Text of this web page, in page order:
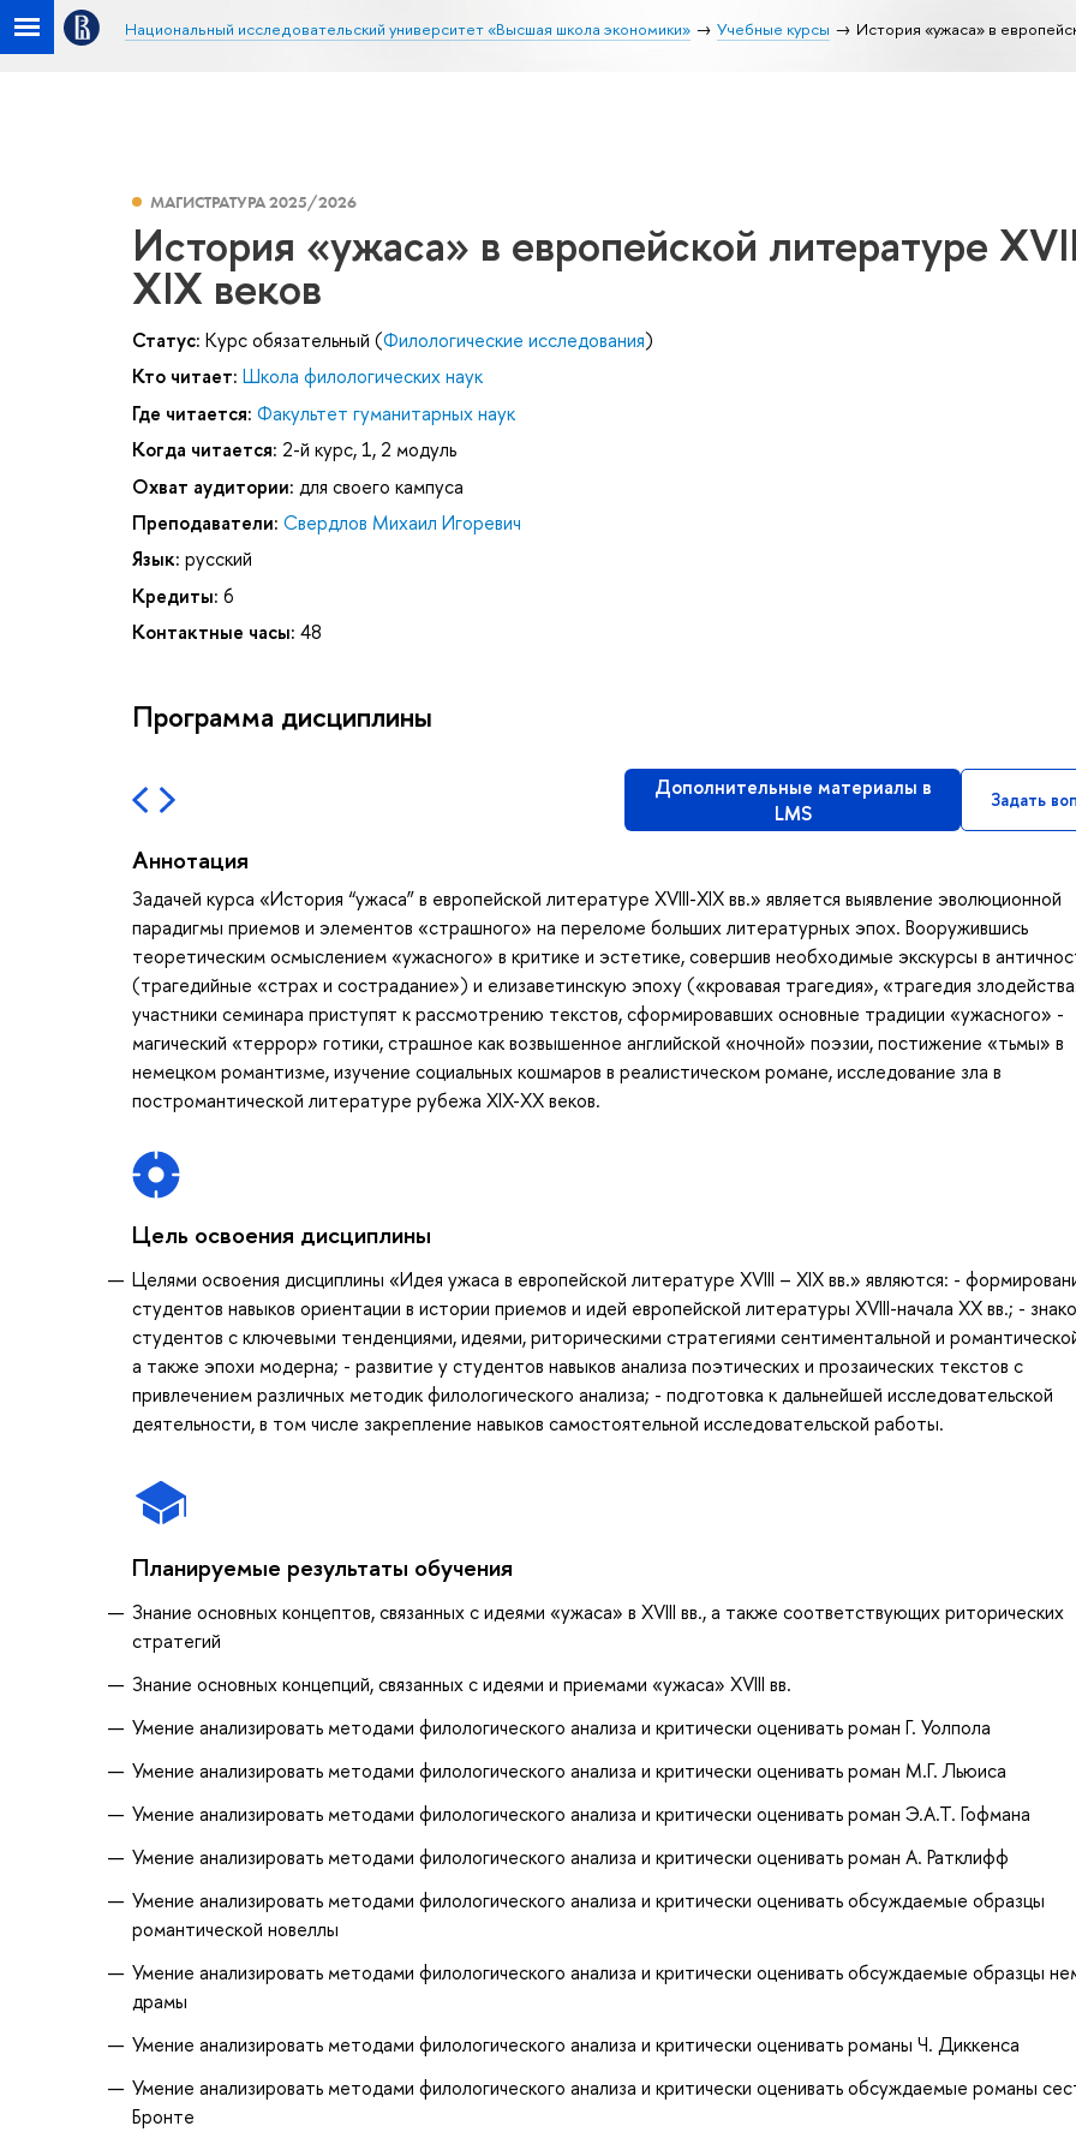
Национальный исследовательский университет «Высшая школа экономики» Учебные курсы История «ужаса» в
МАГИСТРАТУРА 2025/2026
История «ужаса» в европейской литературе
XIX веков
Статус: Курс обязательный (Филологические исследования)
Кто читает: Школа филологических наук
Где читается: Факультет гуманитарных наук
Когда читается: 2-й курс, 1, 2 модуль
Охват аудитории: для своего кампуса
Преподаватели: Свердлов Михаил Игоревич
Язык: русский
Кредиты: 6
Контактные часы: 48
Программа дисциплины
Дополнительные материалы в
LMS
Задать
Аннотация
Задачей курса «История “ужаса” в европейской литературе XVIII-XIX вв.» является выявление эволюционной
парадигмы приемов и элементов «страшного» на переломе больших литературных эпох. Вооружившись
теоретическим осмыслением «ужасного» в критике и эстетике, совершив необходимые экскурсы в
(трагедийные «страх и сострадание») и елизаветинскую эпоху («кровавая трагедия», «трагедия
участники семинара приступят к рассмотрению текстов, сформировавших основные традиции «ужасного» -
магический «террор» готики, страшное как возвышенное английской «ночной» поэзии, постижение «тьмы» в
немецком романтизме, изучение социальных кошмаров в реалистическом романе, исследование зла в
постромантической литературе рубежа XIX-XX веков.
Цель освоения дисциплины
Целями освоения дисциплины «Идея ужаса в европейской литературе XVIII – XIX вв.» являются: -
студентов навыков ориентации в истории приемов и идей европейской литературы XVIII-начала XX вв.; -
студентов с ключевыми тенденциями, идеями, риторическими стратегиями сентиментальной и
а также эпохи модерна; - развитие у студентов навыков анализа поэтических и прозаических текстов с
привлечением различных методик филологического анализа; - подготовка к дальнейшей исследовательской
деятельности, в том числе закрепление навыков самостоятельной исследовательской работы.
Планируемые результаты обучения
Знание основных концептов, связанных с идеями «ужаса» в XVIII вв., а также соответствующих риторических
стратегий
Знание основных концепций, связанных с идеями и приемами «ужаса» XVIII вв.
Умение анализировать методами филологического анализа и критически оценивать роман Г. Уолпола
Умение анализировать методами филологического анализа и критически оценивать роман М.Г. Льюиса
Умение анализировать методами филологического анализа и критически оценивать роман Э.А.Т. Гофмана
Умение анализировать методами филологического анализа и критически оценивать роман А. Ратклифф
Умение анализировать методами филологического анализа и критически оценивать обсуждаемые образцы
романтической новеллы
Умение анализировать методами филологического анализа и критически оценивать обсуждаемые образцы
драмы
Умение анализировать методами филологического анализа и критически оценивать романы Ч. Диккенса
Умение анализировать методами филологического анализа и критически оценивать обсуждаемые романы
Бронте